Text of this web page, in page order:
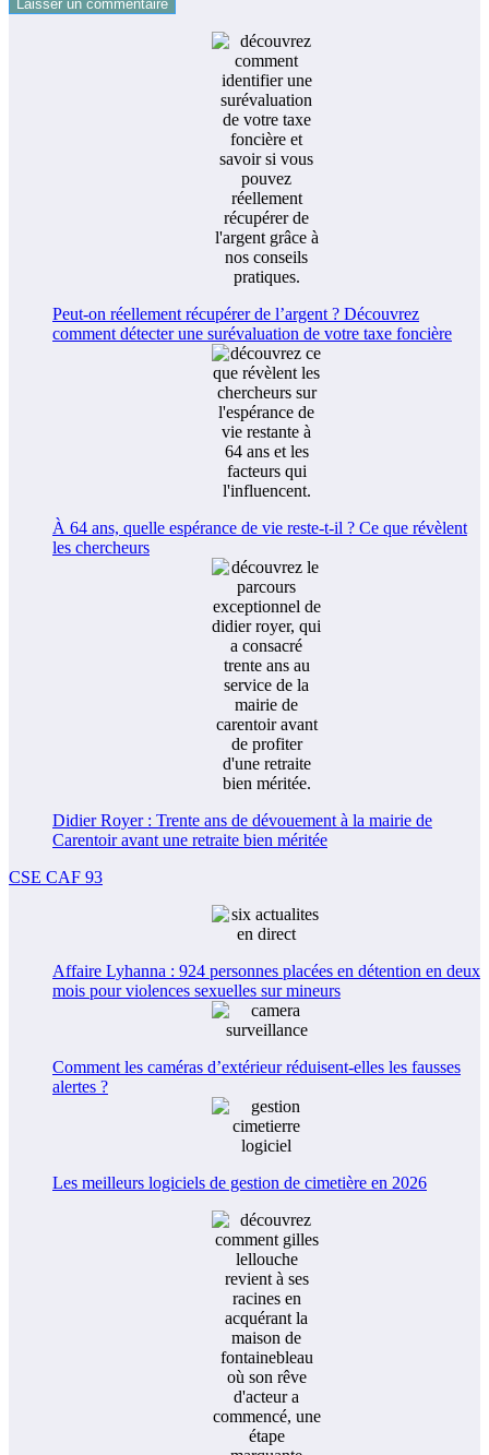
Peut-on réellement récupérer de l’argent ? Découvrez
comment détecter une surévaluation de votre taxe foncière
À 64 ans, quelle espérance de vie reste-t-il ? Ce que révèlent
les chercheurs
Didier Royer : Trente ans de dévouement à la mairie de
Carentoir avant une retraite bien méritée
CSE CAF 93
Affaire Lyhanna : 924 personnes placées en détention en deux
mois pour violences sexuelles sur mineurs
Comment les caméras d’extérieur réduisent-elles les fausses
alertes ?
Les meilleurs logiciels de gestion de cimetière en 2026